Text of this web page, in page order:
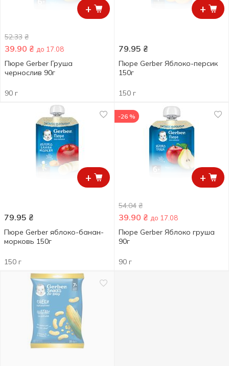
+
52.33 ₴
39.90 ₴ до 17.08
Пюре Gerber Груша
чернослив 90г
90 г
+
79.95 ₴
Пюре Gerber Яблоко-персик
150г
150 г
+
79.95 ₴
Пюре Gerber яблоко-банан-
морковь 150г
150 г
+
-26 %
54.04 ₴
39.90 ₴ до 17.08
Пюре Gerber Яблоко груша
90г
90 г